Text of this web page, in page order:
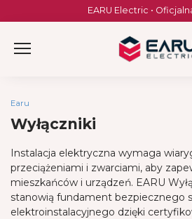
to
EARU Electric •
Earu
Wyłączniki
Instalacja elektryczna wymaga
przeciążeniami i zwarciami, aby
mieszkańców i urządzeń. EARU
stanowią fundament bezpiecznego
elektroinstalacyjnego dzięki